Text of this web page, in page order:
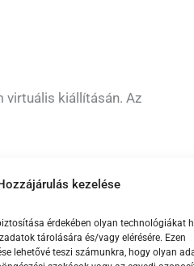
kezelése
érdekében olyan technológiákat
tárolására és/vagy elérésére. Ezen
lehetővé teszi számunkra, hogy olyan
virtuális kiállításán. Az
Moderálási szabályzat